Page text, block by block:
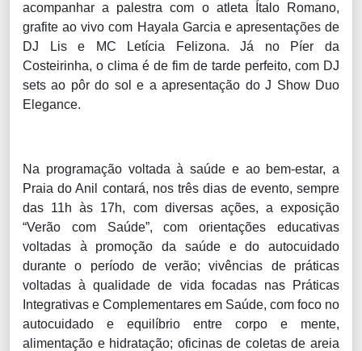
acompanhar a palestra com o atleta Ítalo Romano,
grafite ao vivo com Hayala Garcia e apresentações de
DJ Lis e MC Letícia Felizona. Já no Píer da
Costeirinha, o clima é de fim de tarde perfeito, com DJ
sets ao pôr do sol e a apresentação do J Show Duo
Elegance.
Na programação voltada à saúde e ao bem-estar, a
Praia do Anil contará, nos três dias de evento, sempre
das 11h às 17h, com diversas ações, a exposição
“Verão com Saúde”, com orientações educativas
voltadas à promoção da saúde e do autocuidado
durante o período de verão; vivências de práticas
voltadas à qualidade de vida focadas nas Práticas
Integrativas e Complementares em Saúde, com foco no
autocuidado e equilíbrio entre corpo e mente,
alimentação e hidratação; oficinas de coletas de areia